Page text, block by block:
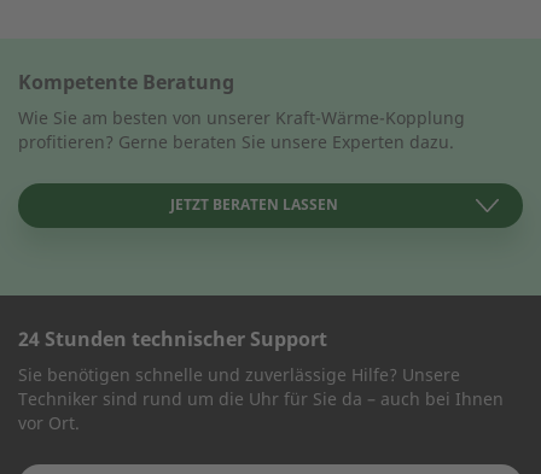
Kompetente Beratung
Wie Sie am besten von unserer Kraft-Wärme-Kopplung
profitieren? Gerne beraten Sie unsere Experten dazu.
JETZT BERATEN LASSEN
KONTAKT AUFNEHMEN
Wie können wir Ihnen helfen?
24 Stunden technischer Support
Sie benötigen schnelle und zuverlässige Hilfe? Unsere
Techniker sind rund um die Uhr für Sie da – auch bei Ihnen
vor Ort.